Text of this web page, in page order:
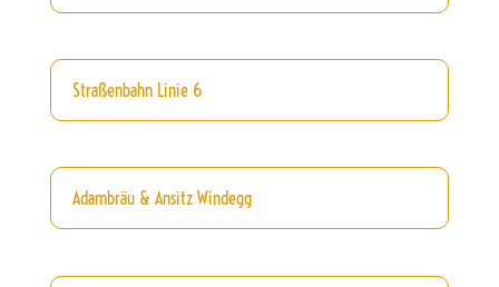
Straßenbahn Linie 6
Adambräu & Ansitz Windegg